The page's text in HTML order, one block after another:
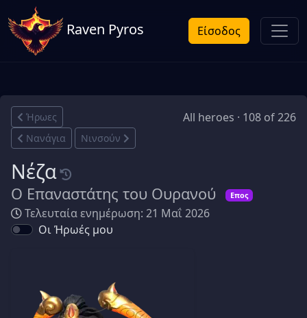
Raven Pyros Είσοδος
Ήρωες All heroes · 108 of 226
Νανάγια Νινσούν
Νέζα
Ο Επαναστάτης του Ουρανού Επος
Τελευταία ενημέρωση: 21 Μαΐ 2026
Οι Ήρωές μου